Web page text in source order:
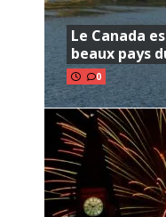
Le Canada
beaux pays
0